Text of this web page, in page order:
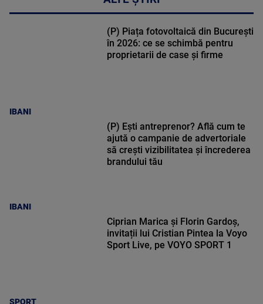
IBANI
(P) Piața fotovoltaică din București
în 2026: ce se schimbă pentru
proprietarii de case și firme
IBANI
(P) Ești antreprenor? Află cum te
ajută o campanie de advertoriale
să crești vizibilitatea și încrederea
brandului tău
SPORT
Ciprian Marica și Florin Gardoș,
invitații lui Cristian Pintea la Voyo
Sport Live, pe VOYO SPORT 1